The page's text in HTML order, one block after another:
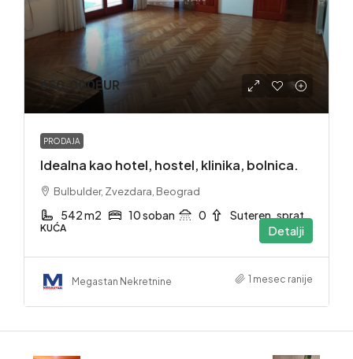
650,000EUR
PRODAJA
Idealna kao hotel, hostel, klinika, bolnica.
Bulbulder, Zvezdara, Beograd
542 m2 10 soban 0 Suteren. sprat
KUĆA Detalji
Megastan Nekretnine 1 mesec ranije